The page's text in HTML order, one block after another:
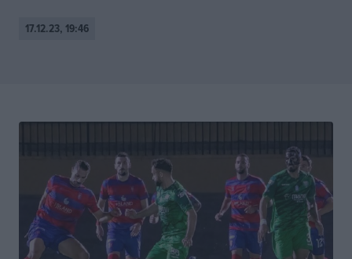
17.12.23, 19:46